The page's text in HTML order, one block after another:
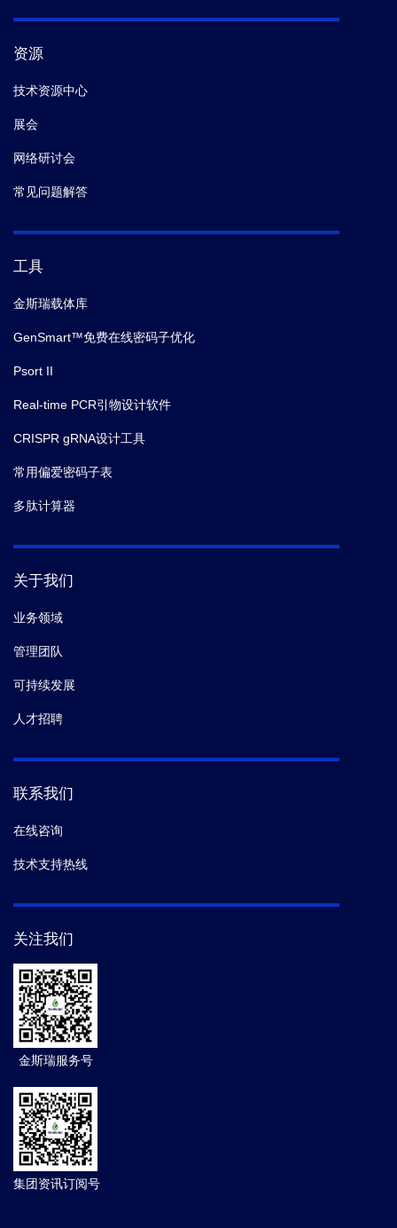
资源
技术资源中心
展会
网络研讨会
常见问题解答
工具
金斯瑞载体库
GenSmart™免费在线密码子优化
Psort II
Real-time PCR引物设计软件
CRISPR gRNA设计工具
常用偏爱密码子表
多肽计算器
关于我们
业务领域
管理团队
可持续发展
人才招聘
联系我们
在线咨询
技术支持热线
关注我们
金斯瑞服务号
集团资讯订阅号